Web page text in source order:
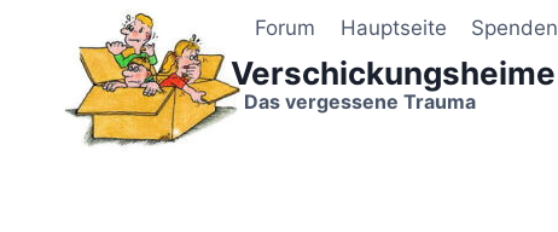
Forum Hauptseite Spenden
Verschickungsheime
Das vergessene Trauma